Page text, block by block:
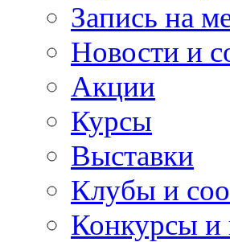
Запись на
Новости и
Акции
Курсы
Выставки
Клубы и
Конкурсы и